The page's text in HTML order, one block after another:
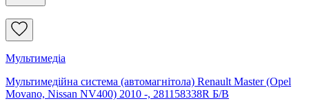
Мультимедіа
Мультимедійна система (автомагнітола) Renault Master (Opel
Movano, Nissan NV400) 2010 -, 281158338R Б/В